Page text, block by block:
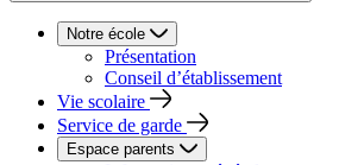
Notre école
Présentation
Conseil d’établissement
Vie scolaire
Service de garde
Espace parents